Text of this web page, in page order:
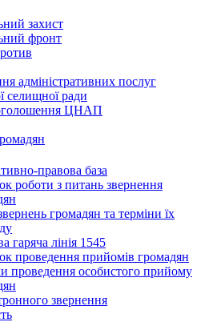
захист
фронт
адміністративних послуг
селищної ради
ЦНАП
правова база
роботи з питань звернення
громадян та терміни їх
гаряча лінія 1545
проведення прийомів громадян
проведення особистого прийому
звернення